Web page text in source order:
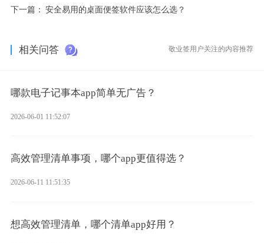
下一篇： 安全易用的桌面便签软件应该怎么选？
相关问答 敬业签用户关注的内容推荐
哪款电子记事本app简单无广告？
2026-06-01 11:52:07
高效管理清单事项，哪个app更值得选？
2026-06-11 11:51:35
想高效管理清单，哪个清单app好用？